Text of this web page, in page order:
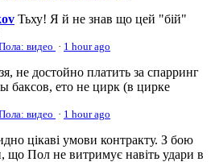
Тьху! Я й не знав що цей "бій"
видео · 1 hour ago
не достойно платить за спарринг
баксов, ето не цирк (в цирке
видео · 1 hour ago
цікаві умови контракту. З бою
що Пол не витримує навіть удари в